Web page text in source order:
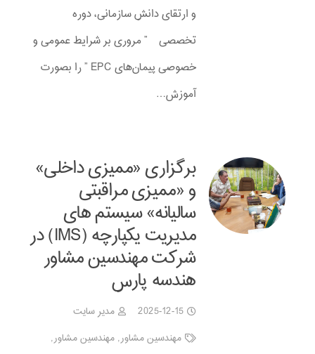
و ارتقای دانش سازمانی، دوره
تخصصی ” مروری بر شرایط عمومی و
خصوصی پیمان‌های EPC ” را بصورت
آموزش…
برگزاری «ممیزی داخلی»
و «ممیزی مراقبتی
سالیانه» سیستم های
مدیریت یکپارچه (IMS) در
شرکت مهندسین مشاور
هندسه پارس
2025-12-15
مدیر سایت
مهندسین مشاور,مهندسین مشاور,